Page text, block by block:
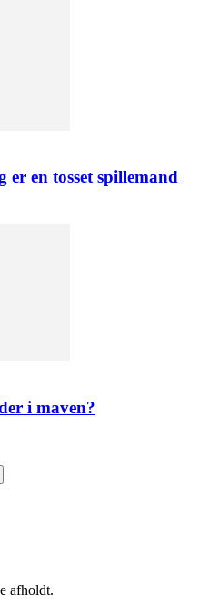
er en tosset spillemand
i maven?
afholdt.